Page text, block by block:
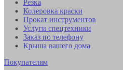
Резка
Колеровка краски
Прокат инструментов
Услуги спецтехники
Заказ по телефону
Крыша вашего дома
Покупателям